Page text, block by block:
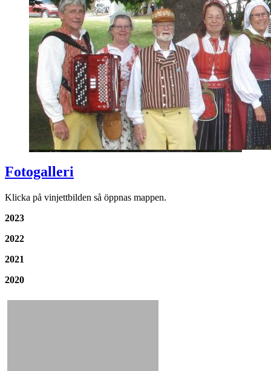
Fotogalleri
Klicka på vinjettbilden så öppnas mappen.
2023
2022
2021
2020